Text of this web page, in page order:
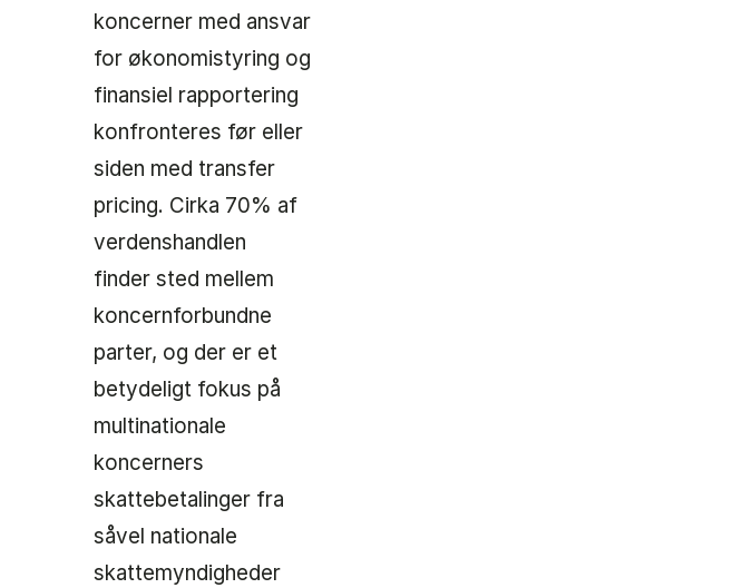
koncerner med ansvar
for økonomistyring og
finansiel rapportering
konfronteres før eller
siden med transfer
pricing. Cirka 70% af
verdenshandlen
finder sted mellem
koncernforbundne
parter, og der er et
betydeligt fokus på
multinationale
koncerners
skattebetalinger fra
såvel nationale
skattemyndigheder